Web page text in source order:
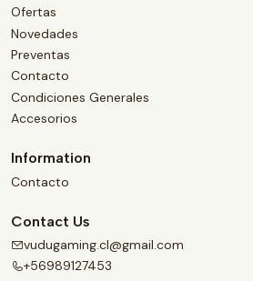
Ofertas
Novedades
Preventas
Contacto
Condiciones Generales
Accesorios
Information
Contacto
Contact Us
vudugaming.cl@gmail.com
+56989127453